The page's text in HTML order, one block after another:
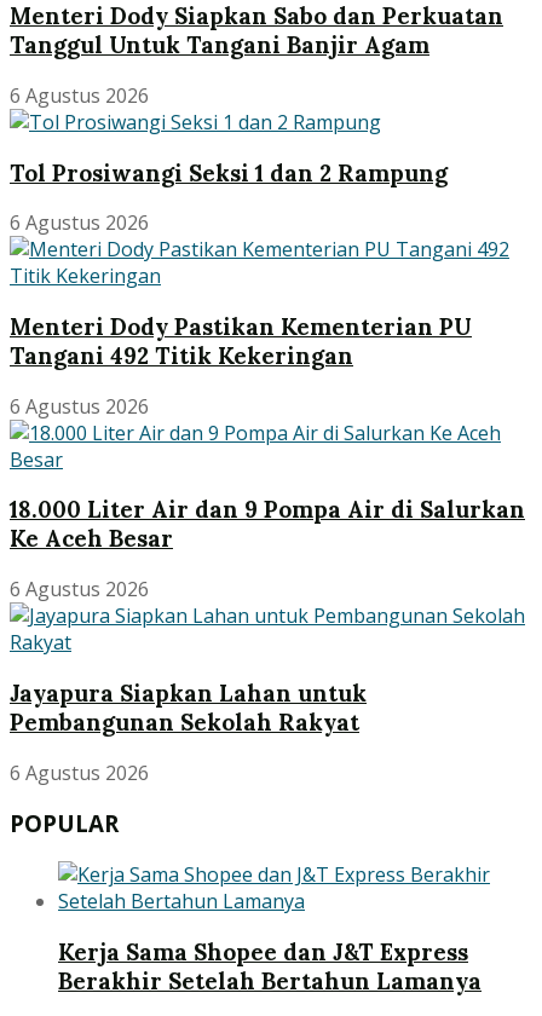
Menteri Dody Siapkan Sabo dan Perkuatan
Tanggul Untuk Tangani Banjir Agam
6 Agustus 2026
Tol Prosiwangi Seksi 1 dan 2 Rampung
6 Agustus 2026
Menteri Dody Pastikan Kementerian PU
Tangani 492 Titik Kekeringan
6 Agustus 2026
18.000 Liter Air dan 9 Pompa Air di Salurkan
Ke Aceh Besar
6 Agustus 2026
Jayapura Siapkan Lahan untuk
Pembangunan Sekolah Rakyat
6 Agustus 2026
POPULAR
Kerja Sama Shopee dan J&T Express
Berakhir Setelah Bertahun Lamanya